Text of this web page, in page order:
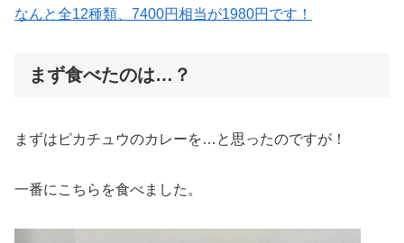
なんと全12種類、7400円相当が1980円です！
まず食べたのは…？
まずはピカチュウのカレーを…と思ったのですが！
一番にこちらを食べました。